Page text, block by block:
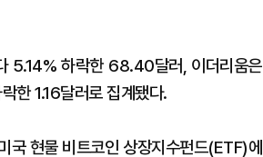
5.14% 하락한 68.40달러, 이더리움은
한 1.16달러로 집계됐다.
국 현물 비트코인 상장지수펀드(ETF)에